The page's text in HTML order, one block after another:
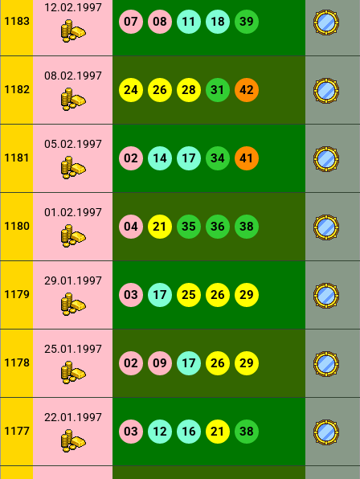
1183
12.02.1997
07 08 11 18 39
1182
08.02.1997
24 26 28 31 42
1181
05.02.1997
02 14 17 34 41
1180
01.02.1997
04 21 35 36 38
1179
29.01.1997
03 17 25 26 29
1178
25.01.1997
02 09 17 26 29
1177
22.01.1997
03 12 16 21 38